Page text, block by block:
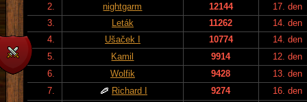
2.
nightgarm 12144
17. den
3.
Leták 11262
14. den
4.
Ušaček I 10774
14. den
5.
Kamil 9914
12. den
6.
Wolfik 9428
13. den
7.
Richard I 9274
16. den